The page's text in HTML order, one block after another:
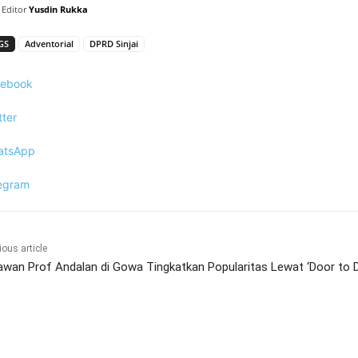
Editor Yusdin Rukka
Adventorial DPRD Sinjai
article
Prof Andalan di Gowa Tingkatkan Popularitas Lewat ‘Door to